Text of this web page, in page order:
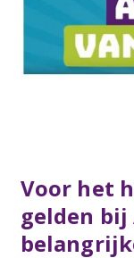
Voor het
gelden bij